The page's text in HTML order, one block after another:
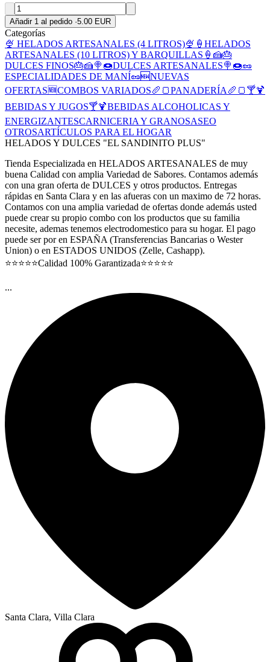
Añadir 1 al pedido ·5.00 EUR
Categorías
🍨 HELADOS ARTESANALES (4 LITROS)🍨 🍦HELADOS
ARTESANALES (10 LITROS) Y BARQUILLAS🍦 🍰🎂
DULCES FINOS🎂🍰🍭🍩DULCES ARTESANALES🍭🍩🥜
ESPECIALIDADES DE MANÍ🥜🆕NUEVAS
OFERTAS🆕COMBOS VARIADOS🥖🍞PANADERÍA🥖🍞 🍸🍹
BEBIDAS Y JUGOS🍸🍹BEBIDAS ALCOHOLICAS Y
ENERGIZANTESCARNICERIA Y GRANOSASEO
OTROSARTÍCULOS PARA EL HOGAR
HELADOS Y DULCES "EL SANDINITO PLUS"
Tienda Especializada en HELADOS ARTESANALES de muy
buena Calidad con amplia Variedad de Sabores. Contamos además
con una gran oferta de DULCES y otros productos. Entregas
rápidas en Santa Clara y en las afueras con un maximo de 72 horas.
Contamos con una amplia variedad de ofertas donde además usted
puede crear su propio combo con los productos que su familia
necesite, ademas tenemos electrodomestico para su hogar. El pago
puede ser por en ESPAÑA (Transferencias Bancarias o Wester
Union) o en ESTADOS UNIDOS (Zelle, Cashapp).
⭐⭐⭐⭐⭐Calidad 100% Garantizada⭐⭐⭐⭐⭐
...
Santa Clara, Villa Clara